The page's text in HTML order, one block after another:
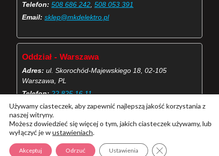
Telefon: 508 686 242 508 053 391
Email: sklep@mkdelektro.pl
Oddział - Warszawa
Adres: ul. Skorochód-Majewskiego 18, 02-105
Warszawa, PL
Telefon: 22 825 16 11
Email: skorochod@mkdelektro.pl
(Więcej o kontaktach MKD Elektro)
Używamy ciasteczek, aby zapewnić najlepszą jakość korzystania z
naszej witryny.
Możesz dowiedzieć się więcej o tym, jakich ciasteczek używamy, lub
wyłączyć je wustawieniach.
Akceptuj Odrzuć Ustawienia Zamknij panel